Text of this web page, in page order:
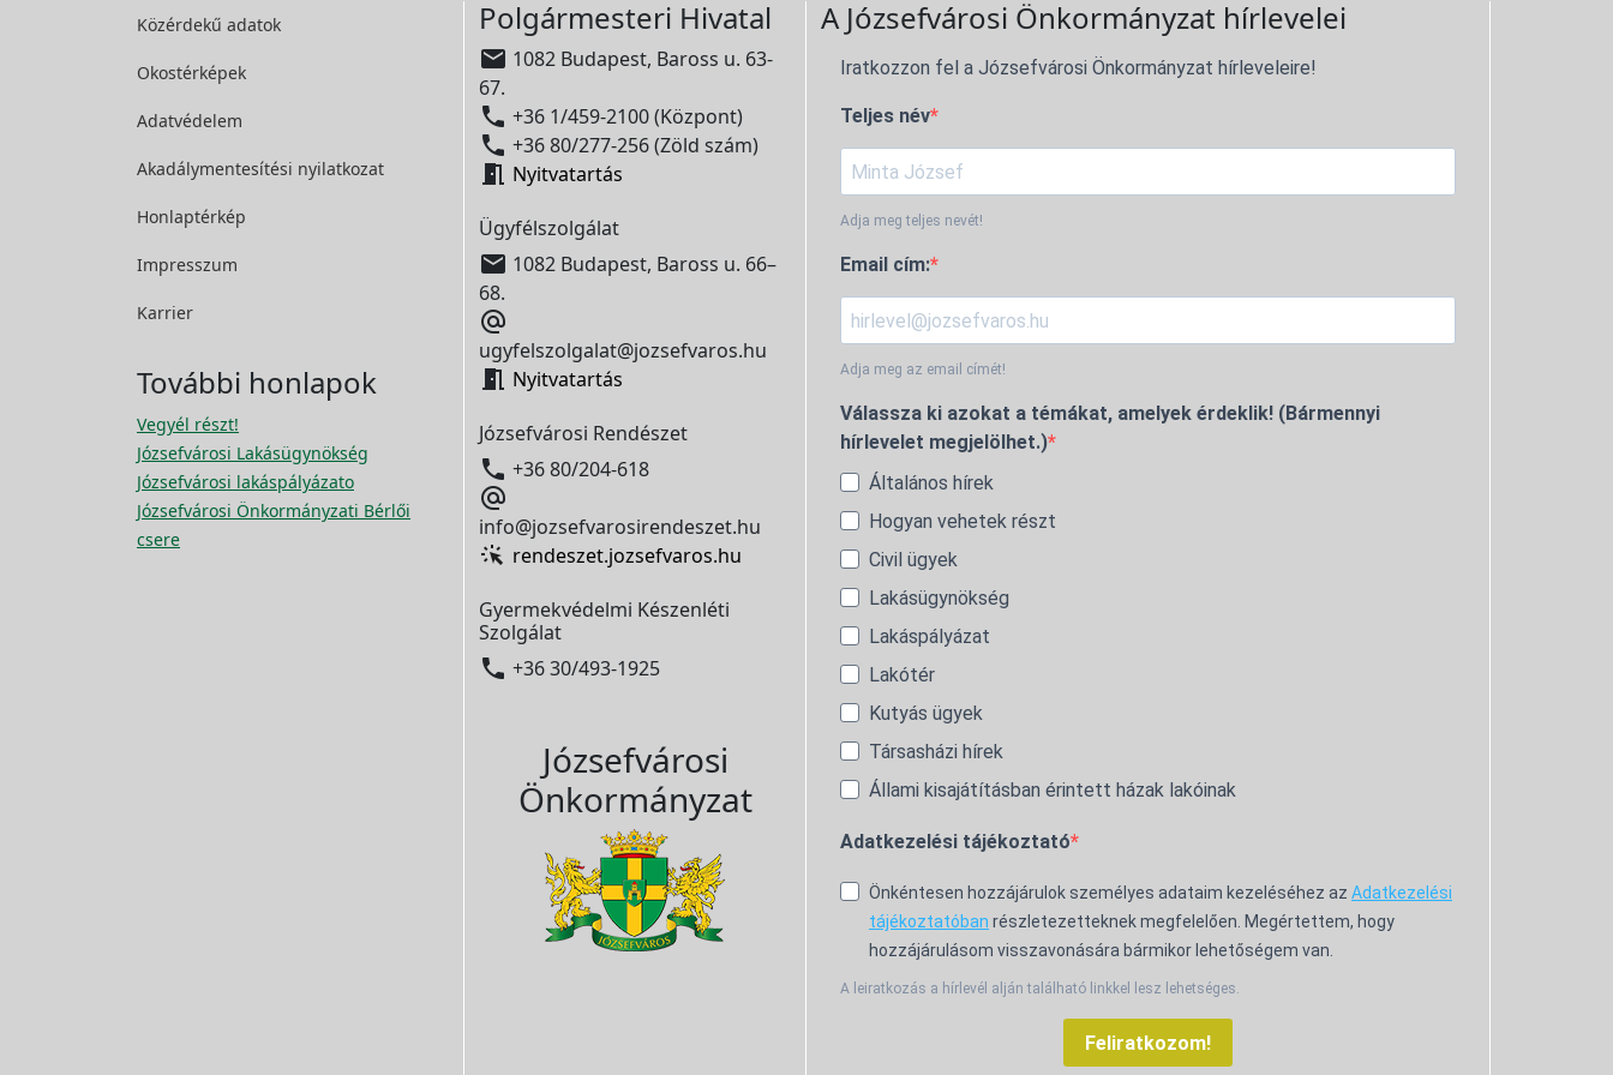
Közérdekű adatok
Okostérképek
Adatvédelem
Akadálymentesítési nyilatkozat
Honlaptérkép
Impresszum
Karrier
További honlapok
Vegyél részt!
Józsefvárosi Lakásügynökség
Józsefvárosi lakáspályázato
Józsefvárosi Önkormányzati Bérlői
csere
Polgármesteri Hivatal
 1082 Budapest, Baross u. 63-
67.
 +36 1/459-2100 (Központ)
 +36 80/277-256 (Zöld szám)
 Nyitvatartás
Ügyfélszolgálat
 1082 Budapest, Baross u. 66–
68.

ugyfelszolgalat@jozsefvaros.hu
 Nyitvatartás
Józsefvárosi Rendészet
 +36 80/204-618

info@jozsefvarosirendeszet.hu
rendeszet.jozsefvaros.hu
Gyermekvédelmi Készenléti
Szolgálat
 +36 30/493-1925
Józsefvárosi
Önkormányzat
A Józsefvárosi Önkormányzat hírlevelei
Iratkozzon fel a Józsefvárosi Önkormányzat hírleveleire!
Teljes név
Adja meg teljes nevét!
Email cím:
Adja meg az email címét!
Válassza ki azokat a témákat, amelyek érdeklik! (Bármennyi
hírlevelet megjelölhet.)
Általános hírek
Hogyan vehetek részt
Civil ügyek
Lakásügynökség
Lakáspályázat
Lakótér
Kutyás ügyek
Társasházi hírek
Állami kisajátításban érintett házak lakóinak
Adatkezelési tájékoztató
Önkéntesen hozzájárulok személyes adataim kezeléséhez az Adatkezelési
tájékoztatóban részletezetteknek megfelelően. Megértettem, hogy
hozzájárulásom visszavonására bármikor lehetőségem van.
A leiratkozás a hírlevél alján található linkkel lesz lehetséges.
Feliratkozom!